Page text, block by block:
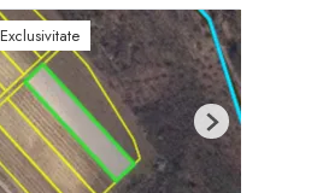
Exclusivitate
Next